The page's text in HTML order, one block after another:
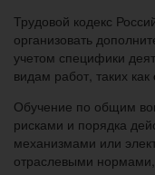
Трудовой кодекс
организовать
учетом специфики
видам работ, таких как
Обучение по общим
рисками и порядка
механизмами или
отраслевыми нормами,